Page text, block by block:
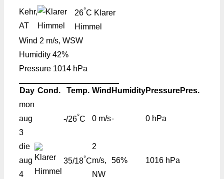
Kehr,
AT
26°C Klarer
Himmel
Wind 2 m/s, WSW
Humidity 42%
Pressure 1014 hPa
Day Cond. Temp. Wind HumidityPressurePres.
mon
aug
3
-/26°C 0 m/s- 0 hPa
die
aug
4
35/18°C
2
m/s,
NW
56% 1016 hPa